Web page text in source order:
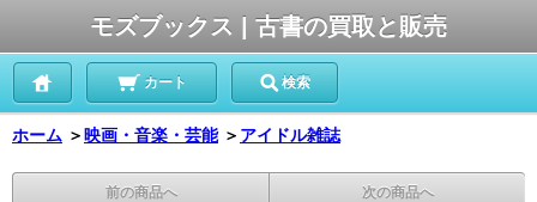
モズブックス | 古書の買取と販売
カート 検索
ホーム ＞ 映画・音楽・芸能 ＞ アイドル雑誌
前の商品へ 次の商品へ